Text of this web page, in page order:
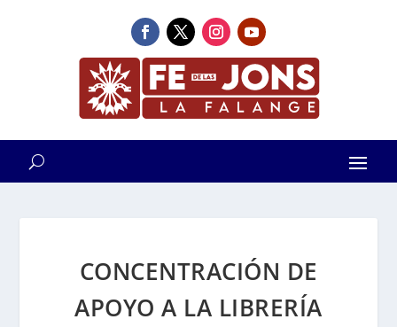
CONCENTRACIÓN DE
APOYO A LA LIBRERÍA